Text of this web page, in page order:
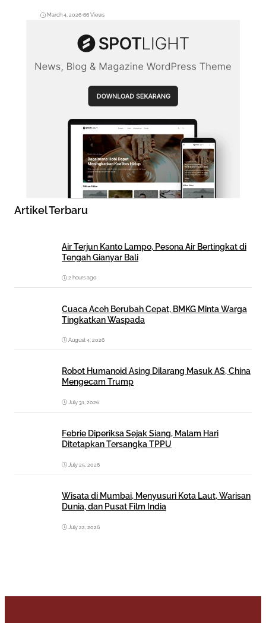
March 4, 2026•66 Views
Artikel Terbaru
Air Terjun Kanto Lampo, Pesona Air Bertingkat di
Tengah Gianyar Bali
2 hours ago
Cuaca Aceh Berubah Cepat, BMKG Minta Warga
Tingkatkan Waspada
August 4, 2026
Robot Humanoid Asing Dilarang Masuk AS, China
Mengecam Trump
July 31, 2026
Febrie Diperiksa Sejak Siang, Malam Hari
Ditetapkan Tersangka TPPU
July 25, 2026
Wisata di Mumbai, Menyusuri Kota Laut, Warisan
Dunia, dan Pusat Film India
July 22, 2026